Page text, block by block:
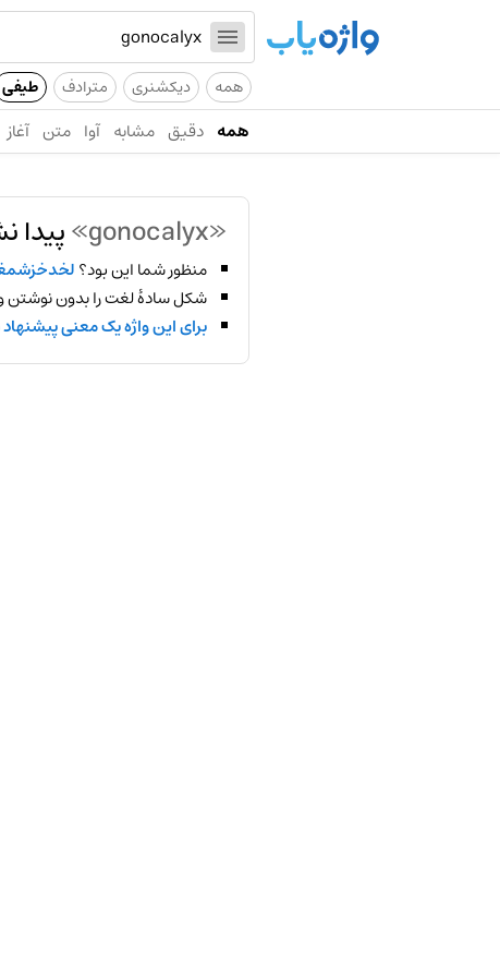
همه دیکشنری مترادف طیفی
همه دقیق مشابه آوا متن آغاز
«gonocalyx» پیدا
منظور شما این بود؟
شکل سادهٔ لغت را بدون نوشتن
برای این واژه یک معنی